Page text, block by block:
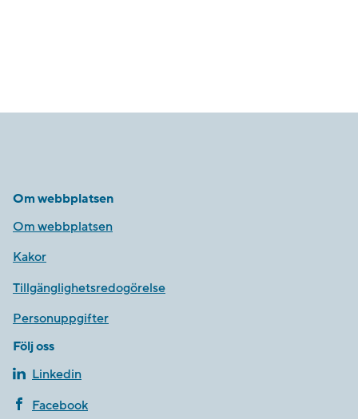
Om webbplatsen
Om webbplatsen
Kakor
Tillgänglighetsredogörelse
Personuppgifter
Följ oss
Linkedin
Facebook